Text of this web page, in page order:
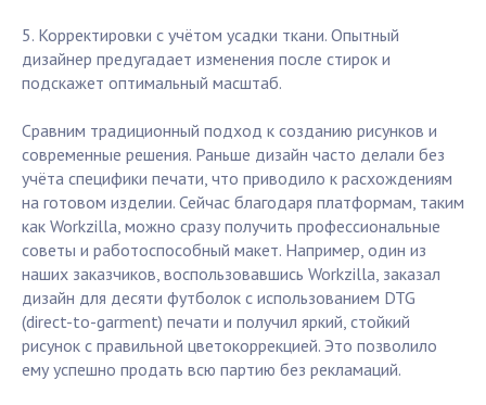
5. Корректировки с учётом усадки ткани. Опытный
дизайнер предугадает изменения после стирок и
подскажет оптимальный масштаб.
Сравним традиционный подход к созданию рисунков и
современные решения. Раньше дизайн часто делали без
учёта специфики печати, что приводило к расхождениям
на готовом изделии. Сейчас благодаря платформам, таким
как Workzilla, можно сразу получить профессиональные
советы и работоспособный макет. Например, один из
наших заказчиков, воспользовавшись Workzilla, заказал
дизайн для десяти футболок с использованием DTG
(direct-to-garment) печати и получил яркий, стойкий
рисунок с правильной цветокоррекцией. Это позволило
ему успешно продать всю партию без рекламаций.